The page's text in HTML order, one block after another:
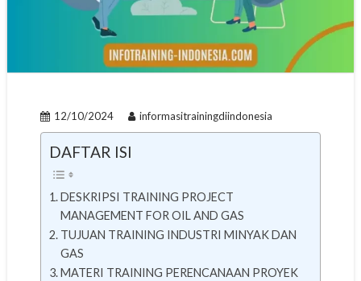
12/10/2024 informasitrainingdiindonesia
DAFTAR ISI
DESKRIPSI TRAINING PROJECT
MANAGEMENT FOR OIL AND GAS
TUJUAN TRAINING INDUSTRI MINYAK DAN
GAS
MATERI TRAINING PERENCANAAN PROYEK